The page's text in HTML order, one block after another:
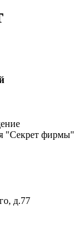
"Секрет фирмы"
д.77